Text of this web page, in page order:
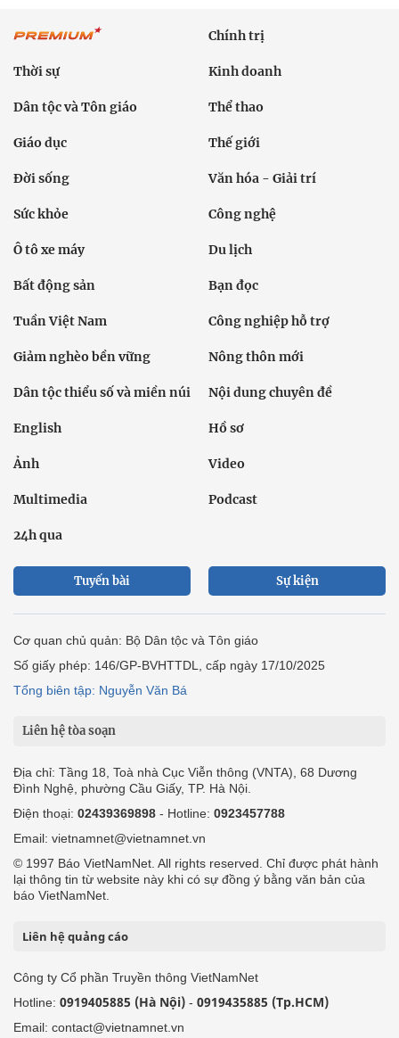
Chính trị
Thời sự Kinh doanh
Dân tộc và Tôn giáo Thể thao
Giáo dục Thế giới
Đời sống Văn hóa - Giải trí
Sức khỏe Công nghệ
Ô tô xe máy Du lịch
Bất động sản Bạn đọc
Tuần Việt Nam Công nghiệp hỗ trợ
Giảm nghèo bền vững Nông thôn mới
Dân tộc thiểu số và miền núi Nội dung chuyên đề
English Hồ sơ
Ảnh Video
Multimedia Podcast
24h qua
Tuyến bài Sự kiện
Cơ quan chủ quản: Bộ Dân tộc và Tôn giáo
Số giấy phép: 146/GP-BVHTTDL, cấp ngày 17/10/2025
Tổng biên tập: Nguyễn Văn Bá
Liên hệ tòa soạn
Địa chỉ: Tầng 18, Toà nhà Cục Viễn thông (VNTA), 68 Dương
Đình Nghệ, phường Cầu Giấy, TP. Hà Nội.
Điện thoại: 02439369898 - Hotline: 0923457788
Email: vietnamnet@vietnamnet.vn
© 1997 Báo VietNamNet. All rights reserved. Chỉ được phát hành
lại thông tin từ website này khi có sự đồng ý bằng văn bản của
báo VietNamNet.
Liên hệ quảng cáo
Công ty Cổ phần Truyền thông VietNamNet
Hotline: 0919405885 (Hà Nội) - 0919435885 (Tp.HCM)
Email: contact@vietnamnet.vn